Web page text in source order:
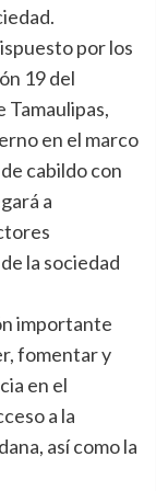
por los
19 del
Tamaulipas,
en el marco
cabildo con
a
la sociedad
importante
fomentar y
en el
a la
así como la